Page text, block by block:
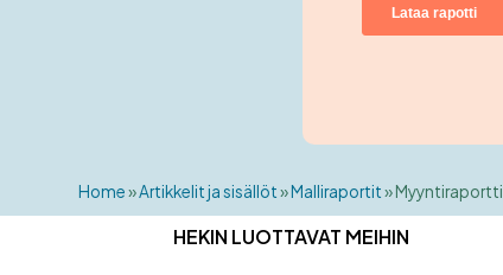
Home»Artikkelit ja sisällöt»Malliraportit»Myyntiraportti
HEKIN LUOTTAVAT MEIHIN